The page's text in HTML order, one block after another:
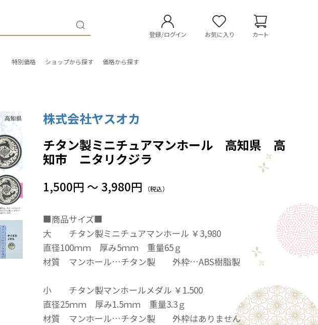
登録/ログイン お気に入り カート
特別価格 ショップから探す 価格から探す
株式会社ヤスオカ
チタン製ミニチュアマンホール 高知県 高
知市 ニタリクジラ
1,500円 ～ 3,980円 （税込）
■商品サイズ■
大 チタン製ミニチュアマンホール ￥3,980
直径100ｍｍ 厚み5ｍｍ 重量65ｇ
材質 マンホール…チタン製 外枠…ABS樹脂製
小 チタン製マンホールメダル ￥1.500
直径25ｍｍ 厚み1.5ｍｍ 重量3.3ｇ
材質 マンホール…チタン製 外枠はありません